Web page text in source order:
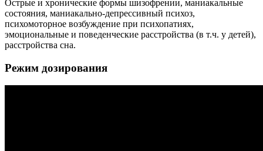
Острые и хронические формы шизофрении, маниакальные
состояния, маниакально-депрессивный психоз,
психомоторное возбуждение при психопатиях,
эмоциональные и поведенческие расстройства (в т.ч. у детей),
расстройства сна.
Режим дозирования